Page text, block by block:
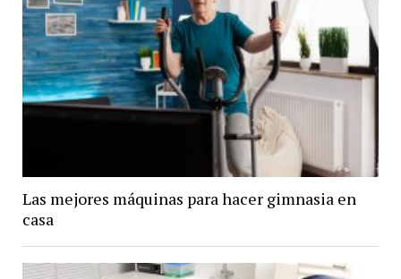
Las mejores máquinas para hacer gimnasia en
casa